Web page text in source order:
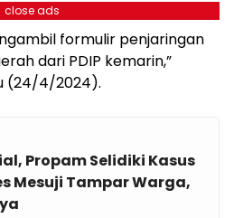
close ads
formulir penjaringan
dari PDIP kemarin,”
(24/4/2024).
Propam Selidiki Kasus
Mesuji Tampar Warga,